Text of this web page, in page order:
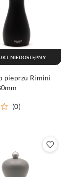
pieprzu Rimini
(0)
NIEDOSTĘPNY